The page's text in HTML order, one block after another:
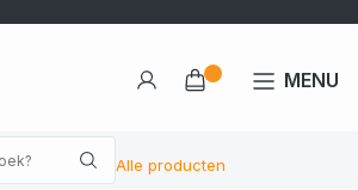
Alle producten
MENU